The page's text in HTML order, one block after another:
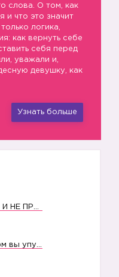
слова. О том, как
и что это значит
логика,
как вернуть себе
себя перед
уважали и,
девушку, как
Узнать больше